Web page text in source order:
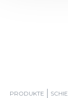
PRODUKTE